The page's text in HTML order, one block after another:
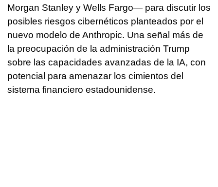
Morgan Stanley y Wells Fargo— para discutir los
posibles riesgos cibernéticos planteados por el
nuevo modelo de Anthropic. Una señal más de
la preocupación de la administración Trump
sobre las capacidades avanzadas de la IA, con
potencial para amenazar los cimientos del
sistema financiero estadounidense.